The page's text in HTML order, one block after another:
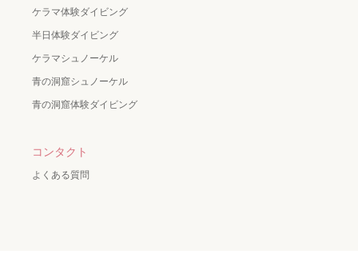
ケラマ体験ダイビング
半日体験ダイビング
ケラマシュノーケル
青の洞窟シュノーケル
青の洞窟体験ダイビング
コンタクト
よくある質問